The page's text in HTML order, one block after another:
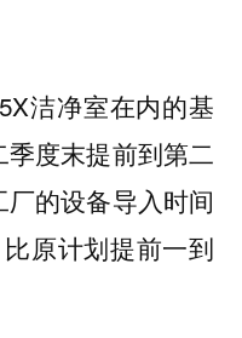
洁净室在内的基
度末提前到第二
的设备导入时间
原计划提前一到